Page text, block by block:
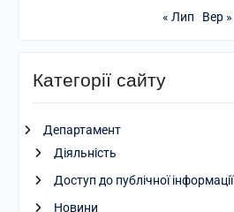
« Лип Вер »
Категорії сайту
Департамент
Діяльність
Доступ до публічної інформації
Новини